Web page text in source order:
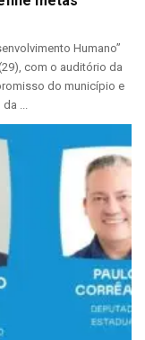
Humano”
com o auditório da
do município e
...